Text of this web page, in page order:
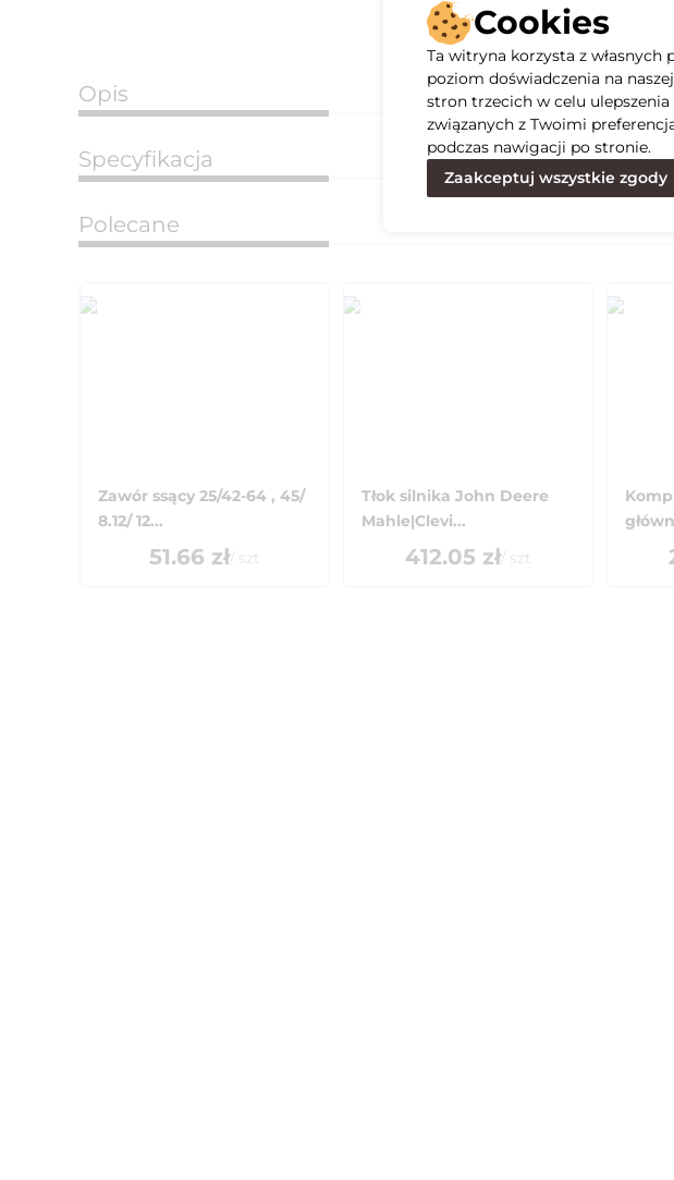
Opis
Specyfikacja
Polecane
Zawór ssący 25/42-64 , 45/
8.12/ 12...
51.66 zł/ szt
Tłok silnika John Deere
Mahle|Clevi...
412.05 zł/ szt
Cookies
Ta witryna korzysta z własnych
poziom doświadczenia na
stron trzecich w celu
związanych z Twoimi
podczas nawigacji po stronie.
Zaakceptuj wszystkie zgody